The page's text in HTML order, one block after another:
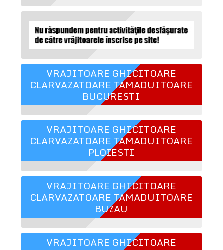
VRAJITOARE GHICITOARE
CLARVAZATOARE TAMADUITOARE
BUCURESTI
VRAJITOARE GHICITOARE
CLARVAZATOARE TAMADUITOARE
PLOIESTI
VRAJITOARE GHICITOARE
CLARVAZATOARE TAMADUITOARE
BUZAU
VRAJITOARE GHICITOARE